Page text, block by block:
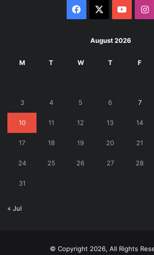
Facebook
August 2026
M T W T F
3 4 5 6 7
10 11 12 13 14
17 18 19 20 21
24 25 26 27 28
31
« Jul
© Copyright 2026, All Rights